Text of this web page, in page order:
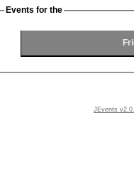
Events for the
JEvents